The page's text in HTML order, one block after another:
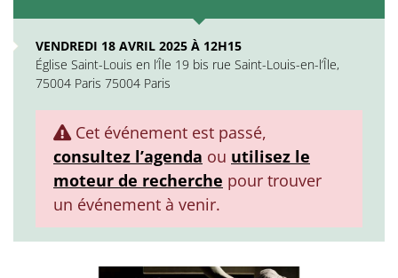
VENDREDI 18 AVRIL 2025 À 12H15
Église Saint-Louis en l’Île 19 bis rue Saint-Louis-en-l’Île,
75004 Paris 75004 Paris
Cet événement est passé,
consultez l’agenda ou utilisez le
moteur de recherche pour trouver
un événement à venir.